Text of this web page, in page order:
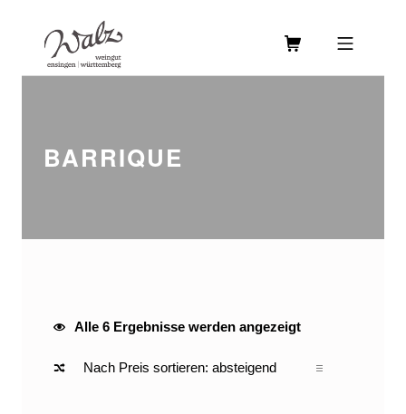
WEINGUT WALZ
BARRIQUE
Alle 6 Ergebnisse werden angezeigt